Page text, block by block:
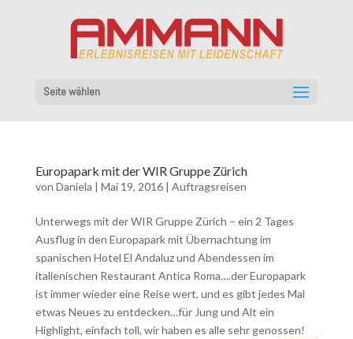
Seite wählen
Europapark mit der WIR Gruppe Zürich
von Daniela | Mai 19, 2016| Auftragsreisen
Unterwegs mit der WIR Gruppe Zürich – ein 2 Tages
Ausflug in den Europapark mit Übernachtung im
spanischen Hotel El Andaluz und Abendessen im
italienischen Restaurant Antica Roma….der Europapark
ist immer wieder eine Reise wert, und es gibt jedes Mal
etwas Neues zu entdecken…für Jung und Alt ein
Highlight, einfach toll, wir haben es alle sehr genossen!